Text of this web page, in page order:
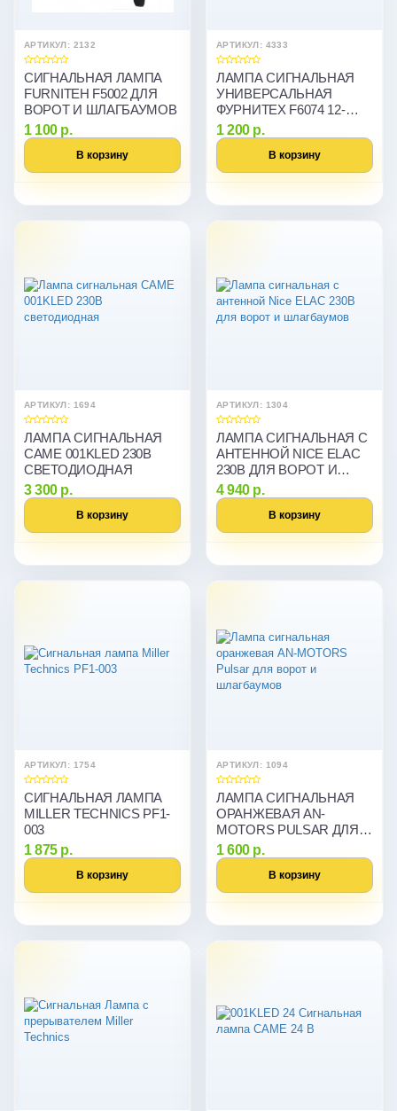
АРТИКУЛ: 2132
СИГНАЛЬНАЯ ЛАМПА
FURNITEH F5002 ДЛЯ
ВОРОТ И ШЛАГБАУМОВ
1 100 р.
В корзину
АРТИКУЛ: 4333
ЛАМПА СИГНАЛЬНАЯ
УНИВЕРСАЛЬНАЯ
ФУРНИТЕХ F6074 12-
240V
1 200 р.
В корзину
АРТИКУЛ: 1694
ЛАМПА СИГНАЛЬНАЯ
CAME 001KLED 230B
СВЕТОДИОДНАЯ
3 300 р.
В корзину
АРТИКУЛ: 1304
ЛАМПА СИГНАЛЬНАЯ С
АНТЕННОЙ NICE ELAC
230В ДЛЯ ВОРОТ И
ШЛАГБАУМОВ
4 940 р.
В корзину
АРТИКУЛ: 1754
СИГНАЛЬНАЯ ЛАМПА
MILLER TECHNICS PF1-
003
1 875 р.
В корзину
АРТИКУЛ: 1094
ЛАМПА СИГНАЛЬНАЯ
ОРАНЖЕВАЯ AN-
MOTORS PULSAR ДЛЯ
ВОРОТ И ШЛАГБАУМОВ
1 600 р.
В корзину